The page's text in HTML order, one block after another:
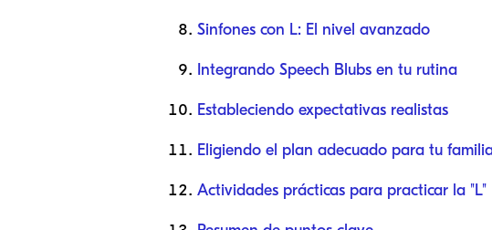
Sinfones con L: El nivel avanzado
Integrando Speech Blubs en tu rutina
Estableciendo expectativas realistas
Eligiendo el plan adecuado para tu
Actividades prácticas para practicar la "L"